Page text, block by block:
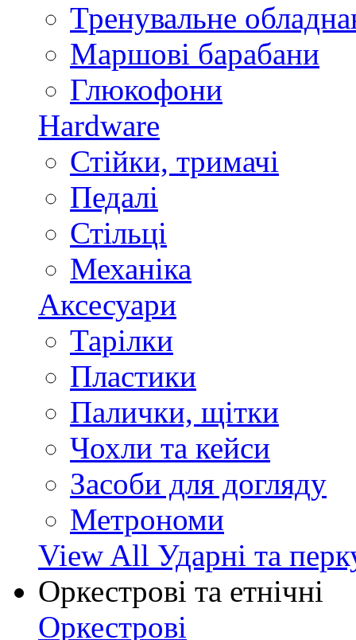
Тренувальне
Маршові барабани
Глюкофони
Hardware
Стійки, тримачі
Педалі
Стільці
Механіка
Аксесуари
Тарілки
Пластики
Палички, щітки
Чохли та кейси
Засоби для догляду
Метрономи
View All Ударні та
Оркестрові та етнічні
Оркестрові